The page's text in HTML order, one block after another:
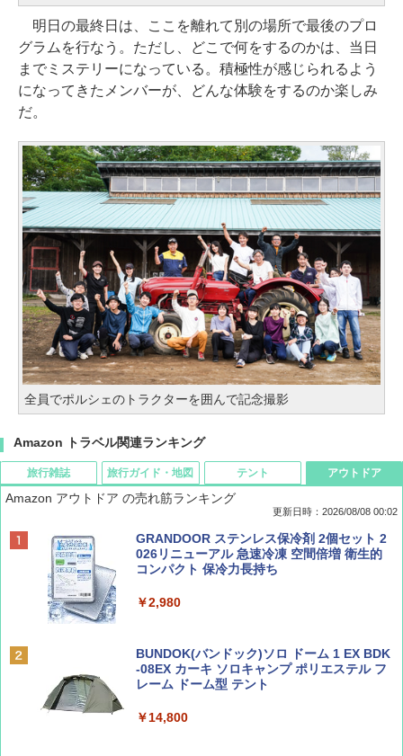
明日の最終日は、ここを離れて別の場所で最後のプロ
グラムを行なう。ただし、どこで何をするのかは、当日
までミステリーになっている。積極性が感じられるよう
になってきたメンバーが、どんな体験をするのか楽しみ
だ。
全員でポルシェのトラクターを囲んで記念撮影
Amazon トラベル関連ランキング
旅行雑誌
BE-PAL(ビ-パル) 2026年 9 月号【特別付録:
SOTO ミニマル"旅"財布 ランダム2種】
ディズニーファン ２０２６年 ９月号 [雑
誌] (ＤＩＳＮＥＹ ＦＡＮ)
旅行ガイド・地図
D40 地球の歩き方 チェンマイ タイ北部の魅
力的な町 2026～2027 地球の歩き方D アジア
地球の歩き方 スター・ウォーズ
￥2,695
テント
[キャンパーズコレクション 山善] ポップアッ
プテント 傘みたいに広げて畳める パッとサ
ッとサンシェード キューブ フルクローズ メ
&ハイキング カーキ PATC-150(KH)
PYKES PEAK (パイクスピーク) 着替えテン
人用 折りたたみ 防災グッズ 災害用トイレ ビ
アウトドア
Amazon アウトドア の売れ筋ランキング
更新日時：2026/08/08 00:02
GRANDOOR ステンレス保冷剤 2個セット 2
026リニューアル 急速冷凍 空間倍増 衛生的
コンパクト 保冷力長持ち
￥2,980
BUNDOK(バンドック)ソロ ドーム 1 EX BDK
-08EX カーキ ソロキャンプ ポリエステル フ
レーム ドーム型 テント
￥14,800